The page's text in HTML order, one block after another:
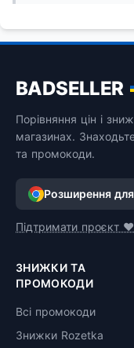
BADSELLER
Порівняння цін і
магазинах. Знаходьте
та промокоди.
Розширення
Підтримати проєкт ❤️
ЗНИЖКИ ТА
ПРОМОКОДИ
Всі промокоди
Знижки Rozetka